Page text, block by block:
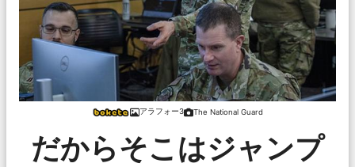
アラフォー3 The National Guard
だからそこはジャンプ